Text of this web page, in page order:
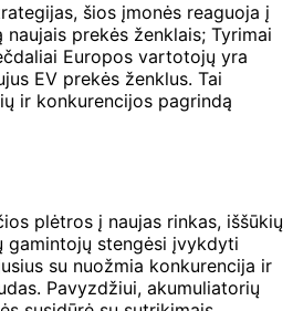
šios įmonės reaguoja į
prekės ženklais; Tyrimai
Europos vartotojų yra
EV prekės ženklus. Tai
ir konkurencijos pagrindą
plėtros į naujas rinkas, iššūkių
gamintojų stengėsi įvykdyti
su nuožmia konkurencija ir
Pavyzdžiui, akumuliatorių